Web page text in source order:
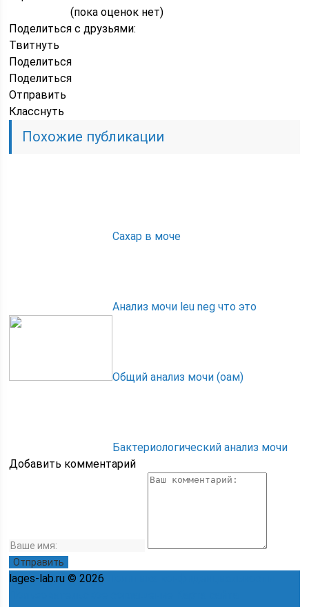
(пока оценок нет)
Поделиться с друзьями:
Твитнуть
Поделиться
Поделиться
Отправить
Класснуть
Похожие публикации
Cахар в моче
Анализ мочи leu neg что это
Общий анализ мочи (оам)
Бактериологический анализ мочи
Добавить комментарий
lages-lab.ru © 2026